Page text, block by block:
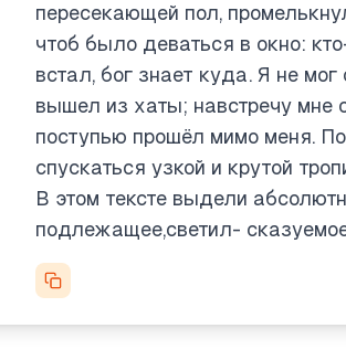
пересекающей пол,
чтоб было деваться в окно:
встал, бог знает куда. Я не
вышел из хаты; навстречу мне
поступью прошёл мимо меня.
спускаться узкой и крутой
В этом тексте выдели
подлежащее,светил-
Parsing chaotic text
This text has grammar issues,
into sentences:
"Месяц светил в окно, и луч
играл.
"Вдруг на яркой полосе,
"Я привстал то и взглянул
it down: "Я привстал" — base: я
The third sentence’s structure